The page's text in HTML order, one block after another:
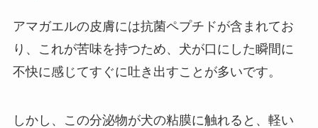
アマガエルの皮膚には抗菌ペプチドが含まれてお
り、これが苦味を持つため、犬が口にした瞬間に
不快に感じてすぐに吐き出すことが多いです。
しかし、この分泌物が犬の粘膜に触れると、軽い